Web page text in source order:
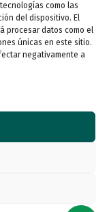
como las
del dispositivo. El
procesar datos como el
únicas en este sitio.
negativamente a